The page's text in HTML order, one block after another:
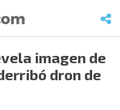
imagen de
dron de